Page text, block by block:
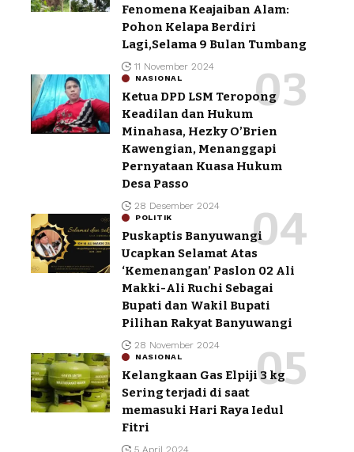
Fenomena Keajaiban Alam:
Pohon Kelapa Berdiri
Lagi,Selama 9 Bulan Tumbang
11 November 2024
NASIONAL
Ketua DPD LSM Teropong
Keadilan dan Hukum
Minahasa, Hezky O’Brien
Kawengian, Menanggapi
Pernyataan Kuasa Hukum
Desa Passo
28 Desember 2024
POLITIK
Puskaptis Banyuwangi
Ucapkan Selamat Atas
‘Kemenangan’ Paslon 02 Ali
Makki-Ali Ruchi Sebagai
Bupati dan Wakil Bupati
Pilihan Rakyat Banyuwangi
28 November 2024
NASIONAL
Kelangkaan Gas Elpiji 3 kg
Sering terjadi di saat
memasuki Hari Raya Iedul
Fitri
5 April 2024